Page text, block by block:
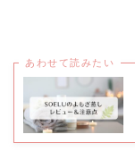
あわせて読みたい